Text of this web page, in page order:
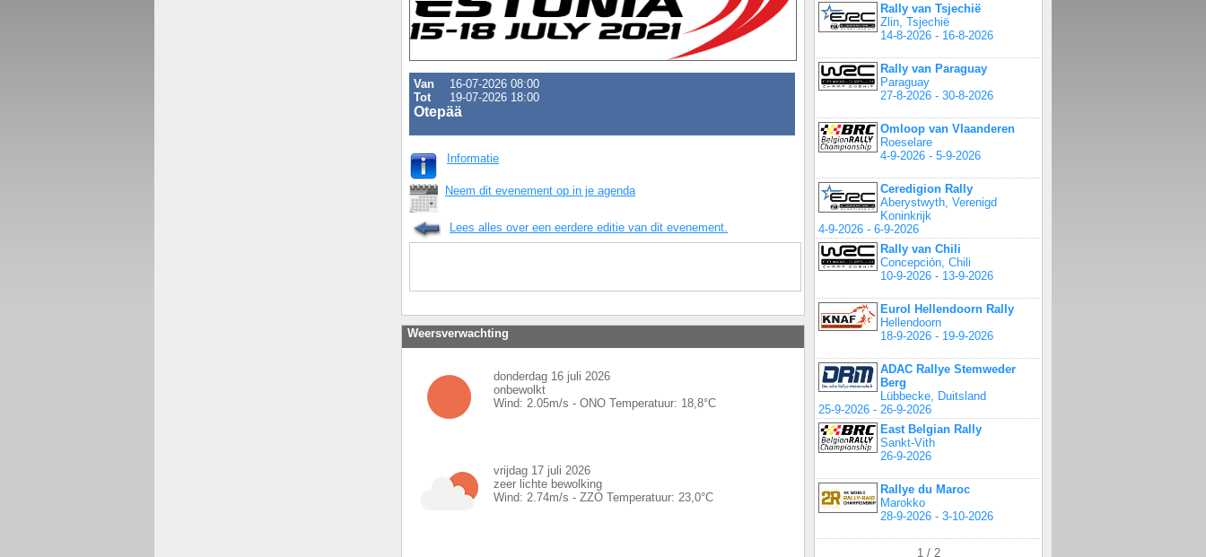
Van
16-07-2026 08:00
Tot
19-07-2026 18:00
Otepää
Informatie
Neem dit evenement op in je agenda
Lees alles over een eerdere editie van dit evenement.
Weersverwachting
donderdag 16 juli 2026
onbewolkt
Wind: 2.05m/s - ONO Temperatuur: 18,8°C
vrijdag 17 juli 2026
zeer lichte bewolking
Wind: 2.74m/s - ZZO Temperatuur: 23,0°C
Rally van Tsjechië
Zlin, Tsjechië
14-8-2026 - 16-8-2026
Rally van Paraguay
Paraguay
27-8-2026 - 30-8-2026
Omloop van Vlaanderen
Roeselare
4-9-2026 - 5-9-2026
Ceredigion Rally
Aberystwyth, Verenigd
Koninkrijk
4-9-2026 - 6-9-2026
Rally van Chili
Concepción, Chili
10-9-2026 - 13-9-2026
Eurol Hellendoorn Rally
Hellendoorn
18-9-2026 - 19-9-2026
ADAC Rallye Stemweder
Berg
Lübbecke, Duitsland
25-9-2026 - 26-9-2026
East Belgian Rally
Sankt-Vith
26-9-2026
Rallye du Maroc
Marokko
28-9-2026 - 3-10-2026
1 / 2